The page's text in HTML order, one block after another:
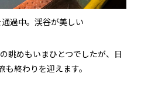
過中。渓谷が美しい
眺めもいまひとつでしたが、日
終わりを迎えます。